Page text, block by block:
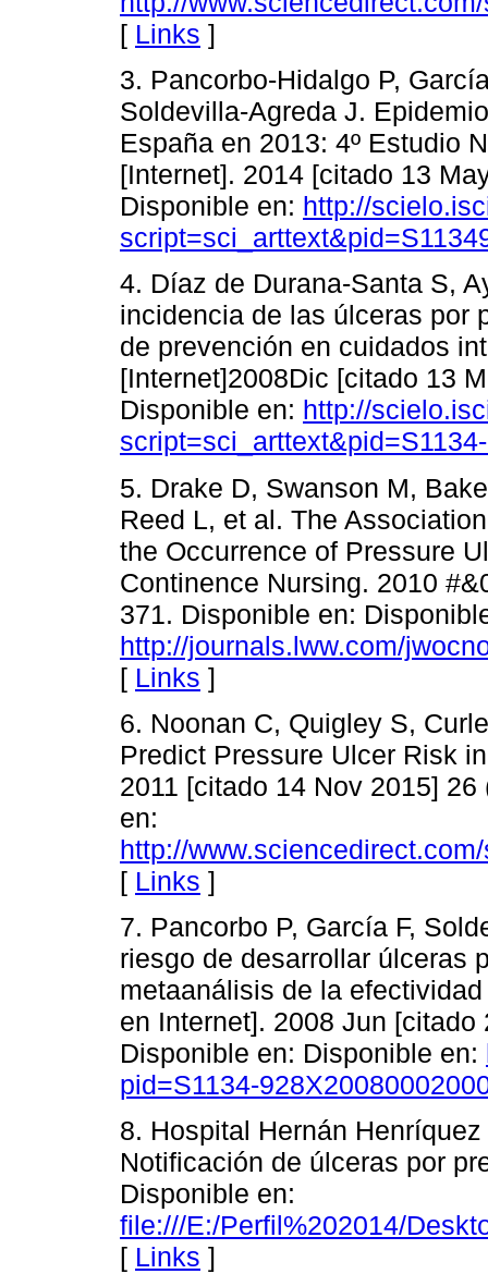
[ Links ]
3. Pancorbo-Hidalgo P,
Soldevilla-Agreda J.
España en 2013: 4º Estudio
[Internet]. 2014 [citado 13
Disponible en: http://
4. Díaz de Durana-Santa S,
incidencia de las úlceras por
de prevención en cuidados
[Internet]2008Dic [citado 13
Disponible en: http://
5. Drake D, Swanson M,
Reed L, et al. The
the Occurrence of Pressure
Continence Nursing. 2010
371. Disponible en:
http://journals.lww.com/
[ Links ]
6. Noonan C, Quigley S,
Predict Pressure Ulcer Risk
2011 [citado 14 Nov 2015]
en:
http://
[ Links ]
7. Pancorbo P, García F,
riesgo de desarrollar úlceras
metaanálisis de la
en Internet]. 2008 Jun
Disponible en: Disponible en:
pid=S1134-
8. Hospital Hernán
Notificación de úlceras por
Disponible en:
file:///E:/Perfil%202014/
[ Links ]